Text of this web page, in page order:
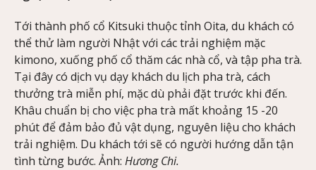
Tới thành phố cổ Kitsuki thuộc tỉnh Oita, du khách có
thể thử làm người Nhật với các trải nghiệm mặc
kimono, xuống phố cổ thăm các nhà cổ, và tập pha trà.
Tại đây có dịch vụ dạy khách du lịch pha trà, cách
thưởng trà miễn phí, mặc dù phải đặt trước khi đến.
Khâu chuẩn bị cho việc pha trà mất khoảng 15 -20
phút để đảm bảo đủ vật dụng, nguyên liệu cho khách
trải nghiệm. Du khách tới sẽ có người hướng dẫn tận
tình từng bước. Ảnh: Hương Chi.